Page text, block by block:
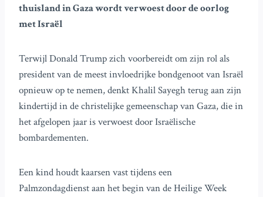
thuisland in Gaza wordt verwoest door de oorlog
met Israël
Terwijl Donald Trump zich voorbereidt om zijn rol als
president van de meest invloedrijke bondgenoot van Israël
opnieuw op te nemen, denkt Khalil Sayegh terug aan zijn
kindertijd in de christelijke gemeenschap van Gaza, die in
het afgelopen jaar is verwoest door Israëlische
bombardementen.
Een kind houdt kaarsen vast tijdens een
Palmzondagdienst aan het begin van de Heilige Week